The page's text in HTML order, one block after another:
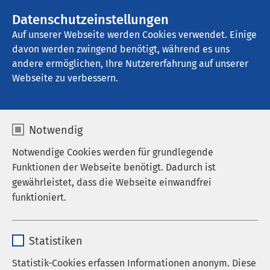
Datenschutzeinstellungen
Auf unserer Webseite werden Cookies verwendet. Einige
davon werden zwingend benötigt, während es uns
andere ermöglichen, Ihre Nutzererfahrung auf unserer
Webseite zu verbessern.
Notwendig
Notwendige Cookies werden für grundlegende
Funktionen der Webseite benötigt. Dadurch ist
gewährleistet, dass die Webseite einwandfrei
funktioniert.
Anbieter sgalinski
Statistiken
Statistik-Cookies erfassen Informationen anonym. Diese